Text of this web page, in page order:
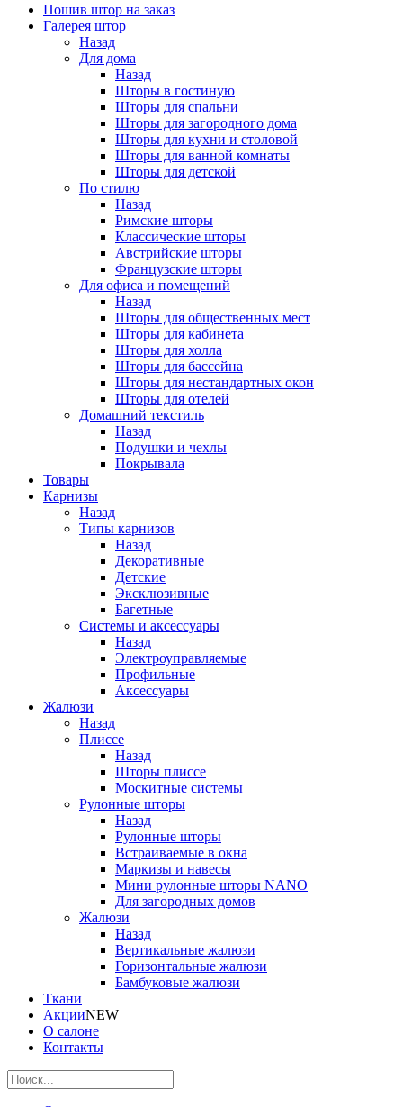
Пошив штор на заказ
Галерея штор
Назад
Для дома
Назад
Шторы в гостиную
Шторы для спальни
Шторы для загородного дома
Шторы для кухни и столовой
Шторы для ванной комнаты
Шторы для детской
По стилю
Назад
Римские шторы
Классические шторы
Австрийские шторы
Французские шторы
Для офиса и помещений
Назад
Шторы для общественных мест
Шторы для кабинета
Шторы для холла
Шторы для бассейна
Шторы для нестандартных окон
Шторы для отелей
Домашний текстиль
Назад
Подушки и чехлы
Покрывала
Товары
Карнизы
Назад
Типы карнизов
Назад
Декоративные
Детские
Эксклюзивные
Багетные
Системы и аксессуары
Назад
Электроуправляемые
Профильные
Аксессуары
Жалюзи
Назад
Плиссе
Назад
Шторы плиссе
Москитные системы
Рулонные шторы
Назад
Рулонные шторы
Встраиваемые в окна
Маркизы и навесы
Мини рулонные шторы NANO
Для загородных домов
Жалюзи
Назад
Вертикальные жалюзи
Горизонтальные жалюзи
Бамбуковые жалюзи
Ткани
АкцииNEW
О салоне
Контакты